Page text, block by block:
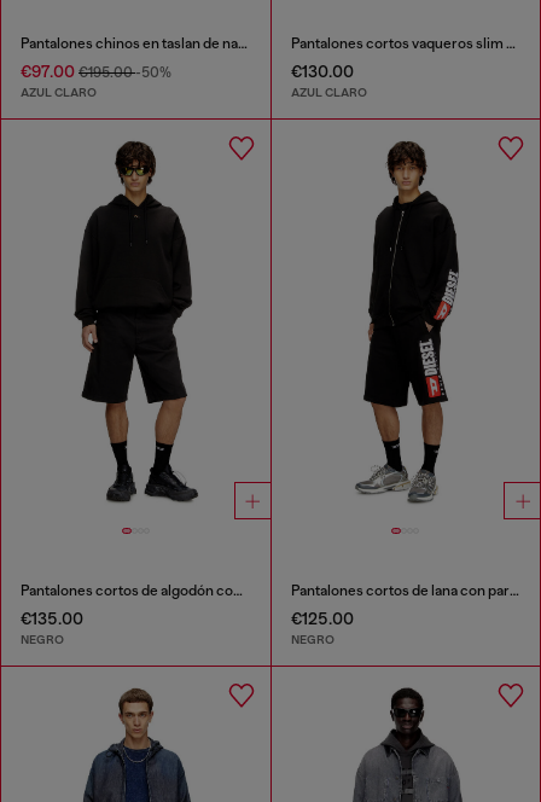
Pantalones chinos en taslan de nailon reciclado
€97.00 €195.00-50%
AZUL CLARO
Pantalones cortos vaqueros slim con algodón orgánico
€130.00
AZUL CLARO
Pantalones cortos de algodón con tratamiento de lavado oscuro.
€135.00
NEGRO
Pantalones cortos de lana con parche de logo maxi
€125.00
NEGRO